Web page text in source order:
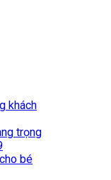
khách
trọng
bé